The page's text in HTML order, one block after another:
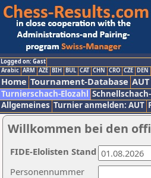
Logged on: Gast
Arabic ARM AZE BIH BUL CAT CHN CRO CZE DEN
Home Tournament-Database
Turnierschach-Elozahl
Allgemeines Turnier anmelden: AUT
Willkommen bei den
Personennummer
FIDE-Elolisten Stand